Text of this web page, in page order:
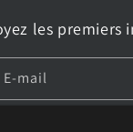
les premiers
E-mail